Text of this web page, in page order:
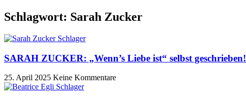
Schlagwort: Sarah Zucker
SARAH ZUCKER: „Wenn’s Liebe ist“ selbst geschrieben!
25. April 2025 Keine Kommentare